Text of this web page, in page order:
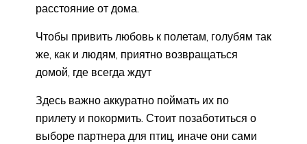
расстояние от дома.
Чтобы привить любовь к полетам, голубям так
же, как и людям, приятно возвращаться
домой, где всегда ждут
Здесь важно аккуратно поймать их по
прилету и покормить. Стоит позаботиться о
выборе партнера для птиц, иначе они сами